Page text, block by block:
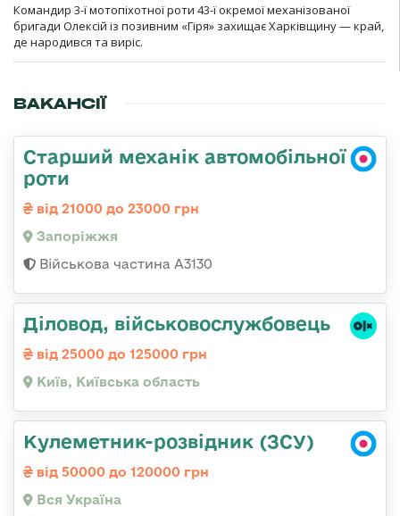
Командир 3-ї мотопіхотної роти 43-ї окремої механізованої
бригади Олексій із позивним «Гіря» захищає Харківщину — край,
де народився та виріс.
ВАКАНСІЇ
Старший механік автомобільної
роти
від 21000 до 23000 грн
Запоріжжя
Військова частина А3130
Діловод, військовослужбовець
від 25000 до 125000 грн
Київ, Київська область
Кулеметник-розвідник (ЗСУ)
від 50000 до 120000 грн
Вся Україна